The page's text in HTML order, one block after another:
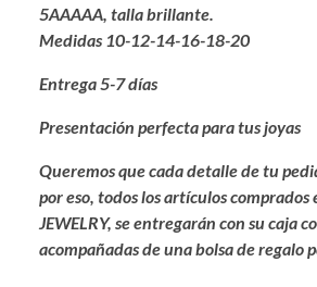
5AAAAA, talla brillante.
Medidas 10-12-14-16-18-20
Entrega 5-7 días
Presentación perfecta para tus joyas
Queremos que cada detalle de tu
por eso, todos los artículos comprados
JEWELRY, se entregarán con su caja
acompañadas de una bolsa de regalo